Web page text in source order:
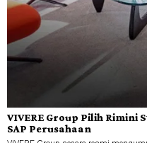
VIVERE Group Pilih Rimini
SAP Perusahaan